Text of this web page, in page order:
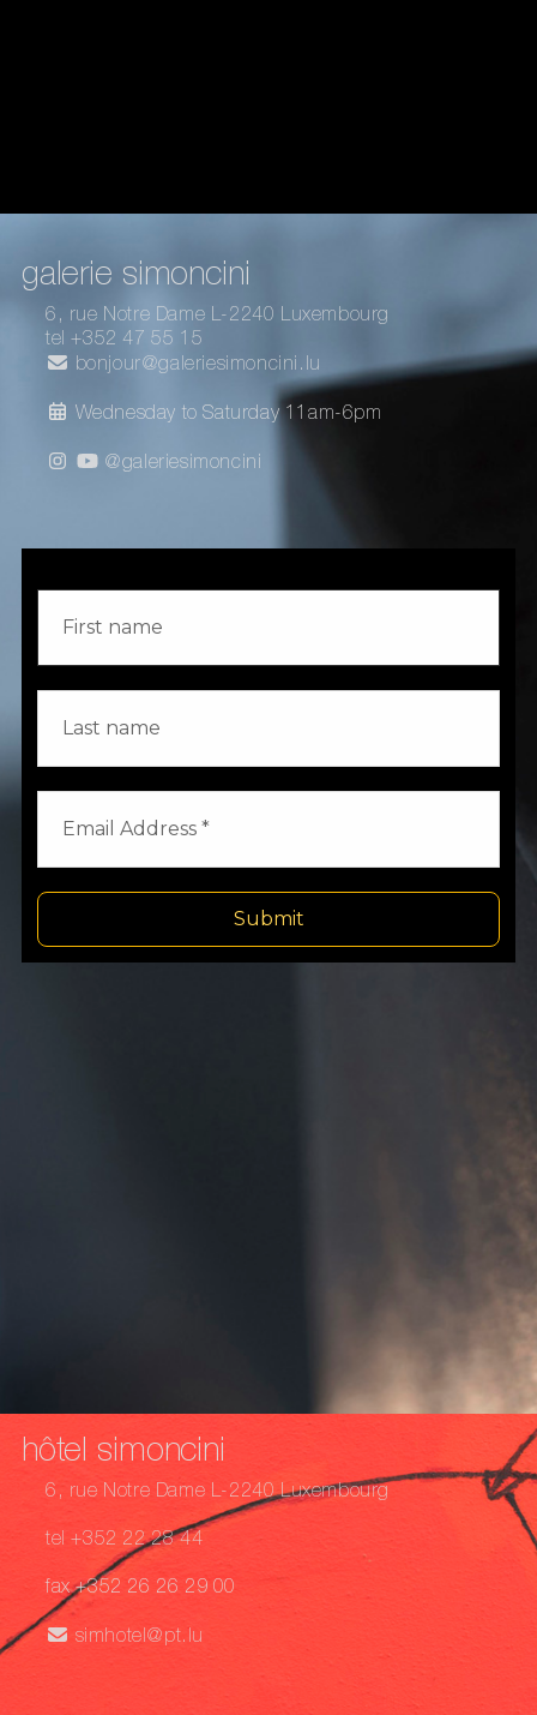
galerie simoncini
6, rue Notre Dame L-2240 Luxembourg
tel +352 47 55 15
bonjour@galeriesimoncini.lu
Wednesday to Saturday 11am-6pm
@galeriesimoncini
hôtel simoncini
6, rue Notre Dame L-2240 Luxembourg
tel +352 22 28 44
fax +352 26 26 29 00
simhotel@pt.lu